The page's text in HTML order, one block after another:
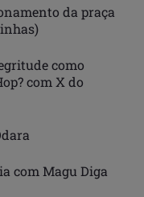
da praça
como
com X do
com Magu Diga